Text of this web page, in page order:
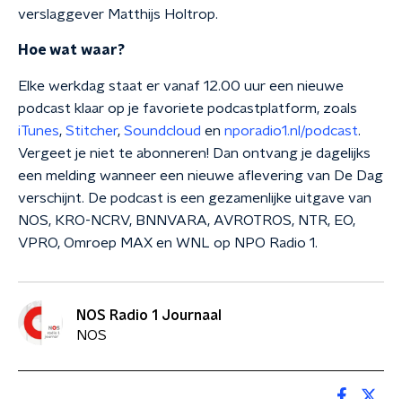
verslaggever Matthijs Holtrop.
Hoe wat waar?
Elke werkdag staat er vanaf 12.00 uur een nieuwe
podcast klaar op je favoriete podcastplatform, zoals
iTunes, Stitcher, Soundcloud en nporadio1.nl/podcast.
Vergeet je niet te abonneren! Dan ontvang je dagelijks
een melding wanneer een nieuwe aflevering van De Dag
verschijnt. De podcast is een gezamenlijke uitgave van
NOS, KRO-NCRV, BNNVARA, AVROTROS, NTR, EO,
VPRO, Omroep MAX en WNL op NPO Radio 1.
NOS Radio 1 Journaal
NOS